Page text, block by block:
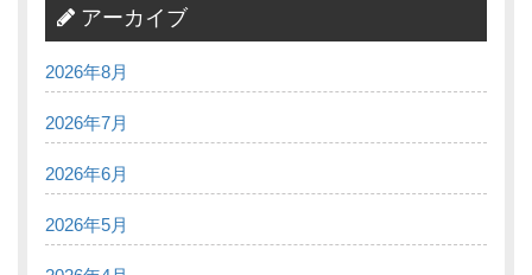
アーカイブ
2026年8月
2026年7月
2026年6月
2026年5月